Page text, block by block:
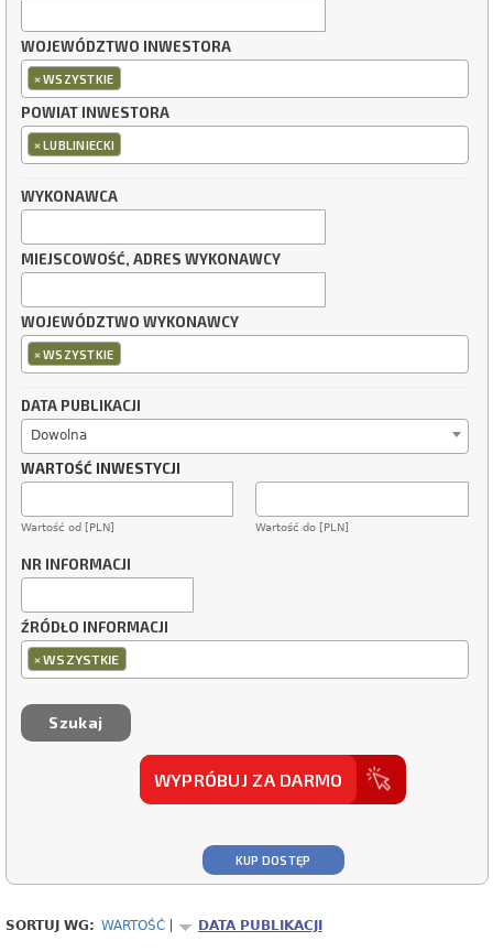
WOJEWÓDZTWO INWESTORA
×WSZYSTKIE
POWIAT INWESTORA
×LUBLINIECKI
WYKONAWCA
MIEJSCOWOŚĆ, ADRES WYKONAWCY
WOJEWÓDZTWO WYKONAWCY
×WSZYSTKIE
DATA PUBLIKACJI
Dowolna
WARTOŚĆ INWESTYCJI
Wartość od [PLN] Wartość do [PLN]
NR INFORMACJI
ŹRÓDŁO INFORMACJI
×WSZYSTKIE
WYPRÓBUJ ZA DARMO
KUP DOSTĘP
SORTUJ WG: WARTOŚĆ DATA PUBLIKACJI